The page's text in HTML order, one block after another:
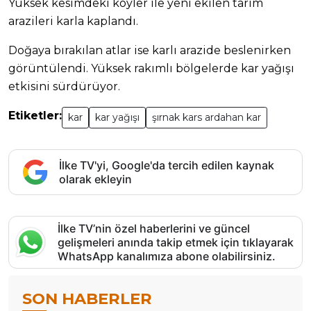
Yüksek kesimdeki köyler ile yeni ekilen tarım
arazileri karla kaplandı.
Doğaya bırakılan atlar ise karlı arazide beslenirken
görüntülendi. Yüksek rakımlı bölgelerde kar yağışı
etkisini sürdürüyor.
Etiketler: kar kar yağışı şırnak kars ardahan kar
İlke TV'yi, Google'da tercih edilen kaynak
olarak ekleyin
İlke TV’nin özel haberlerini ve güncel
gelişmeleri anında takip etmek için tıklayarak
WhatsApp kanalımıza abone olabilirsiniz.
SON HABERLER